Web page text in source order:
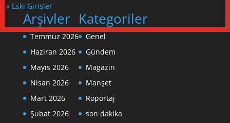
« Eski Girişler
Arşivler
Temmuz 2026
Haziran 2026
Mayıs 2026
Nisan 2026
Mart 2026
Şubat 2026
Kategoriler
Genel
Gündem
Magazin
Manşet
Röportaj
son dakika